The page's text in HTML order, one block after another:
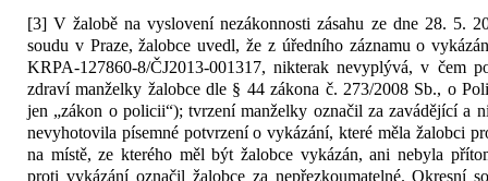
[3] V žalobě na vyslovení nezákonnosti zásahu ze dne 28. 5.
soudu v Praze, žalobce uvedl, že z úředního záznamu o
KRPA-127860-8/ČJ2013-001317, nikterak nevyplývá, v čem
zdraví manželky žalobce dle § 44 zákona č. 273/2008 Sb., o
jen „zákon o policii“); tvrzení manželky označil za zavádějící a
nevyhotovila písemné potvrzení o vykázání, které měla žalobci
na místě, ze kterého měl být žalobce vykázán, ani nebyla
proti vykázání označil žalobce za nepřezkoumatelné. Okresní